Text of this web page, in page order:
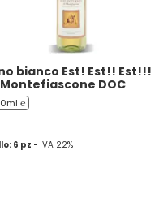
bianco Est! Est!! Est!!!
DOC
℮
6 pz - IVA 22%